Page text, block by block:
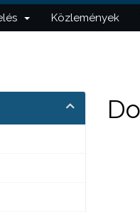
Közlemények